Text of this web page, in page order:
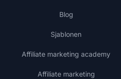
Blog
Sjablonen
Affiliate marketing academy
Affiliate marketing